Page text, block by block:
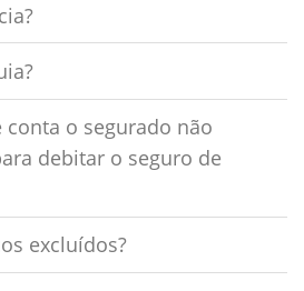
conta o segurado não
debitar o seguro de
excluídos?